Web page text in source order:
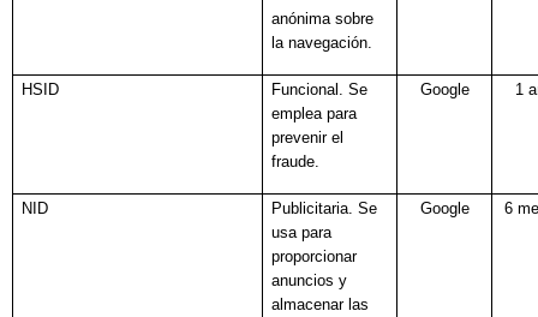
anónima sobre
la navegación.
HSID
Funcional. Se
emplea para
prevenir el
fraude.
Google 1
NID
Publicitaria. Se
usa para
proporcionar
anuncios y
almacenar las
Google 6